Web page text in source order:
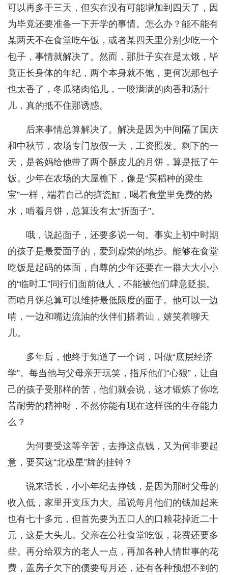
可以再多干三天，但实在没有可能增加到四天了，因
为毕竟还要准备一下开学的事情。怎么办？能不能有
某两天不在食堂吃午饭，或者某四天里分别少吃一个
包子，事情就解决了。然而，那肚子实在是太饿，毕
竟正长身体的年纪，两个本身就不饱，更何况那包子
也太香了，冬瓜猪肉馅儿，一咬满满的肉香和汤汁
儿，真的抵不住那诱惑。
后来事情总算解决了。解决是因为中间隔了国庆
和中秋节，农场专门放假一天，工资照发。剩下的一
天，是爸妈给他带了两个酥皮儿的月饼，算是抵了午
饭。少年在农场的大屋檐下，像是“买稻种的梁生
宝”一样，端着自己的搪瓷缸，喝着食堂里免费的热
水，啃着月饼，总算没有太“折面子”。
哦，说起面子，还要多说一句。事实上初中时期
的孩子是最爱面子的，爱到虚荣的地步。能够在食堂
吃饭是起码的体面，自尊的少年还要在一群大大小小
的“临时工”同行们面前做人，不能被他们肆意贬损。
而啃月饼总算可以维持最低限度的面子。他可以一边
啃，一边和嘴边流油的伙伴们搭着讪，嬉笑着聊天
儿。
多年后，他终于知道了一个词，叫做“底层经济
学”。每当他与父母亲开玩笑，指斥他们“心狠”，让自
己的孩子受那样的苦，他们就会说，这才锻炼了你吃
苦耐劳的精神呀，不然你能有现在这样强的生存能力
么？
为何要受这等辛苦，去挣这点钱，又为何非要起
意，要买这“北极星”牌的挂钟？
说来话长，小小年纪去挣钱，是因为那时父母的
收入低，家里开支压力大。虽说每月他们的钱加起来
也有七十多元，但首先要为五口人的口粮花掉近二十
元，这是大头儿。父亲在公社食堂吃饭，花费还要多
些。再分给双方的老人一点，再加各种人情世事的花
费，盖房子欠下的债要每月还，还有各种预想不到的